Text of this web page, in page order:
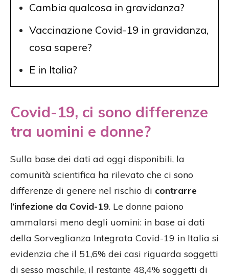
Cambia qualcosa in gravidanza?
Vaccinazione Covid-19 in gravidanza,
cosa sapere?
E in Italia?
Covid-19, ci sono differenze
tra uomini e donne?
Sulla base dei dati ad oggi disponibili, la
comunità scientifica ha rilevato che ci sono
differenze di genere nel rischio di contrarre
l’infezione da Covid-19. Le donne paiono
ammalarsi meno degli uomini: in base ai dati
della Sorveglianza Integrata Covid-19 in Italia si
evidenzia che il 51,6% dei casi riguarda soggetti
di sesso maschile, il restante 48,4% soggetti di